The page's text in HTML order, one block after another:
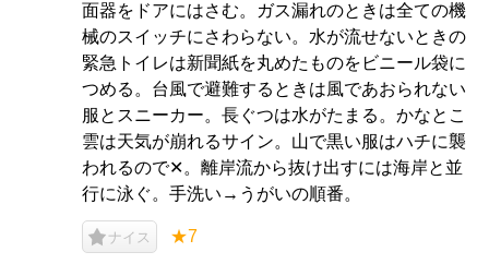
面器をドアにはさむ。ガス漏れのときは全ての機
械のスイッチにさわらない。水が流せないときの
緊急トイレは新聞紙を丸めたものをビニール袋に
つめる。台風で避難するときは風であおられない
服とスニーカー。長ぐつは水がたまる。かなとこ
雲は天気が崩れるサイン。山で黒い服はハチに襲
われるので✕。離岸流から抜け出すには海岸と並
行に泳ぐ。手洗い→うがいの順番。
ナイス ★7